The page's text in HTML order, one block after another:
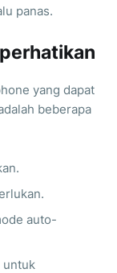
panas.
yang dapat
beberapa
auto-
untuk